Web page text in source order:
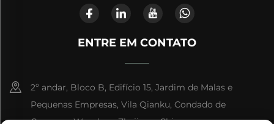
ENTRE EM CONTATO
2º andar, Bloco B, Edifício 15, Jardim de Malas e
Pequenas Empresas, Vila Qianku, Condado de
Cangnan, Wenzhou, Zhejiang, China